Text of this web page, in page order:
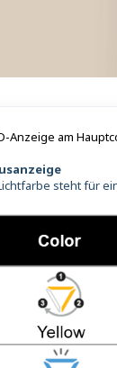
Anzeige am
steht für